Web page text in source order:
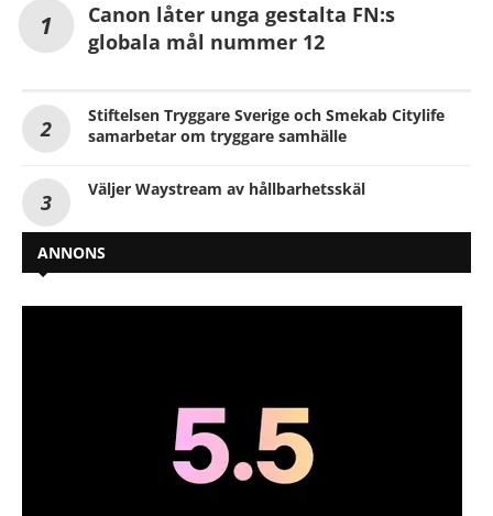
Canon låter unga gestalta FN:s
globala mål nummer 12
Stiftelsen Tryggare Sverige och Smekab Citylife
samarbetar om tryggare samhälle
Väljer Waystream av hållbarhetsskäl
ANNONS